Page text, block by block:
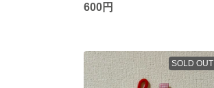
600円
SOLD OUT